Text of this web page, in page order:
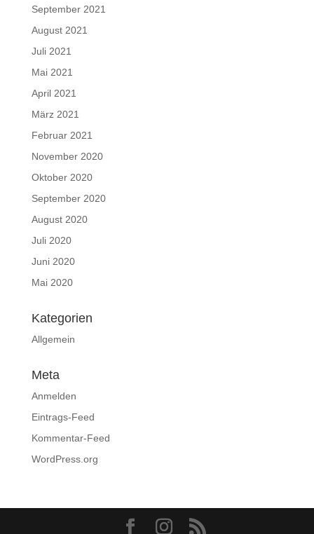
September 2021
August 2021
Juli 2021
Mai 2021
April 2021
März 2021
Februar 2021
November 2020
Oktober 2020
September 2020
August 2020
Juli 2020
Juni 2020
Mai 2020
Kategorien
Allgemein
Meta
Anmelden
Eintrags-Feed
Kommentar-Feed
WordPress.org